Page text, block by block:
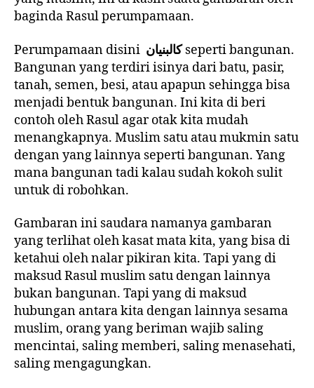
baginda Rasul perumpamaan.
Perumpamaan disini كالبنيانseperti bangunan.
Bangunan yang terdiri isinya dari batu, pasir,
tanah, semen, besi, atau apapun sehingga bisa
menjadi bentuk bangunan. Ini kita di beri
contoh oleh Rasul agar otak kita mudah
menangkapnya. Muslim satu atau mukmin satu
dengan yang lainnya seperti bangunan. Yang
mana bangunan tadi kalau sudah kokoh sulit
untuk di robohkan.
Gambaran ini saudara namanya gambaran
yang terlihat oleh kasat mata kita, yang bisa di
ketahui oleh nalar pikiran kita. Tapi yang di
maksud Rasul muslim satu dengan lainnya
bukan bangunan. Tapi yang di maksud
hubungan antara kita dengan lainnya sesama
muslim, orang yang beriman wajib saling
mencintai, saling memberi, saling menasehati,
saling mengagungkan.